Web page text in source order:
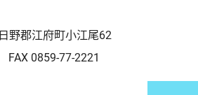
野郡江府町小江尾62
0859-77-2221